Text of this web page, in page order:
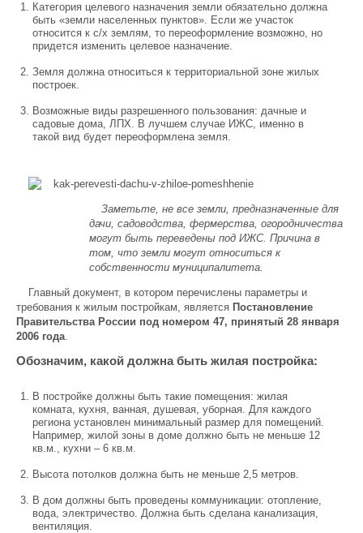
Категория целевого назначения земли обязательно должна
быть «земли населенных пунктов». Если же участок
относится к c/х землям, то переоформление возможно, но
придется изменить целевое назначение.
Земля должна относиться к территориальной зоне жилых
построек.
Возможные виды разрешенного пользования: дачные и
садовые дома, ЛПХ. В лучшем случае ИЖС, именно в
такой вид будет переоформлена земля.
Заметьте, не все земли, предназначенные для
дачи, садоводства, фермерства, огородничества
могут быть переведены под ИЖС. Причина в
том, что земли могут относиться к
собственности муниципалитета.
Главный документ, в котором перечислены параметры и
требования к жилым постройкам, является Постановление
Правительства России под номером 47, принятый 28 января
2006 года.
Обозначим, какой должна быть жилая постройка:
В постройке должны быть такие помещения: жилая
комната, кухня, ванная, душевая, уборная. Для каждого
региона установлен минимальный размер для помещений.
Например, жилой зоны в доме должно быть не меньше 12
кв.м., кухни – 6 кв.м.
Высота потолков должна быть не меньше 2,5 метров.
В дом должны быть проведены коммуникации: отопление,
вода, электричество. Должна быть сделана канализация,
вентиляция.